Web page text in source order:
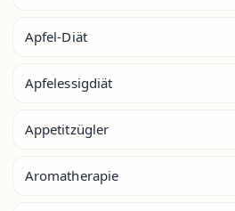
Apfel-Diät
Apfelessigdiät
Appetitzügler
Aromatherapie